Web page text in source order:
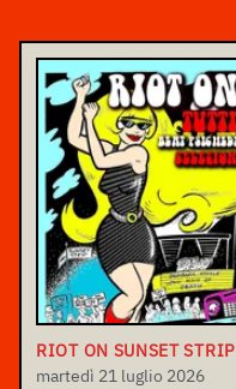
RIOT ON SUNSET STRIP
martedì 21 luglio 2026